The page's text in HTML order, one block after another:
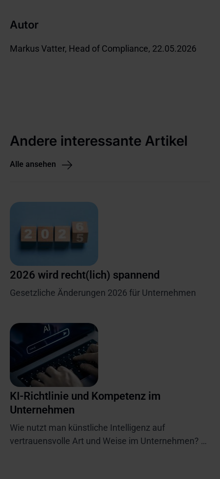
Autor
Markus Vatter, Head of Compliance, 22.05.2026
Andere interessante Artikel
Alle ansehen
2026 wird recht(lich) spannend
Gesetzliche Änderungen 2026 für Unternehmen
KI-Richtlinie und Kompetenz im
Unternehmen
Wie nutzt man künstliche Intelligenz auf
vertrauensvolle Art und Weise im Unternehmen?